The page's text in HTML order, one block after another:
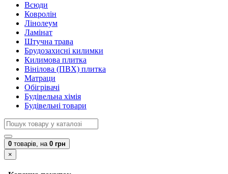
Всюди
Ковролін
Лінолеум
Ламінат
Штучна трава
Брудозахисні килимки
Килимова плитка
Вінілова (ПВХ) плитка
Матраци
Обігрівачі
Будівельна хімія
Будівельні товари
0 товарів, на 0 грн
×